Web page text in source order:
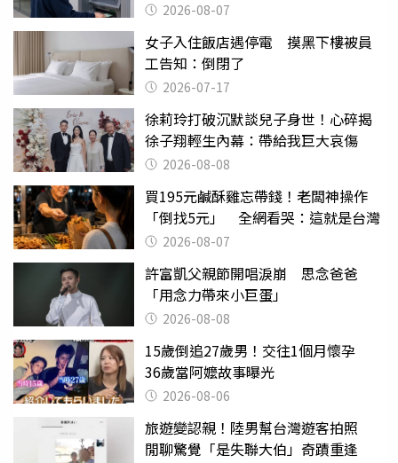
2026-08-07
女子入住飯店遇停電 摸黑下樓被員
工告知：倒閉了
2026-07-17
徐莉玲打破沉默談兒子身世！心碎揭
徐子翔輕生內幕：帶給我巨大哀傷
2026-08-08
買195元鹹酥雞忘帶錢！老闆神操作
「倒找5元」 全網看哭：這就是台灣
2026-08-07
許富凱父親節開唱淚崩 思念爸爸
「用念力帶來小巨蛋」
2026-08-08
15歲倒追27歲男！交往1個月懷孕
36歲當阿嬤故事曝光
2026-08-06
旅遊變認親！陸男幫台灣遊客拍照
閒聊驚覺「是失聯大伯」奇蹟重逢